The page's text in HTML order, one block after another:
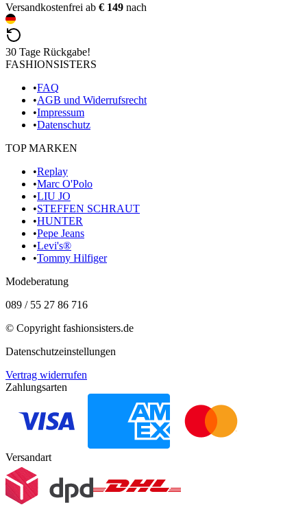
Versandkostenfrei ab € 149 nach
30 Tage Rückgabe!
FASHIONSISTERS
•FAQ
•AGB und Widerrufsrecht
•Impressum
•Datenschutz
TOP MARKEN
•Replay
•Marc O'Polo
•LIU JO
•STEFFEN SCHRAUT
•HUNTER
•Pepe Jeans
•Levi's®
•Tommy Hilfiger
Modeberatung
089 / 55 27 86 716
© Copyright fashionsisters.de
Datenschutzeinstellungen
Vertrag widerrufen
Zahlungsarten
Versandart